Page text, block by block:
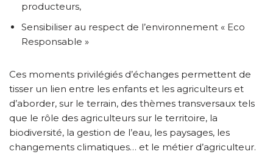
producteurs,
Sensibiliser au respect de l’environnement « Eco
Responsable »
Ces moments privilégiés d’échanges permettent de
tisser un lien entre les enfants et les agriculteurs et
d’aborder, sur le terrain, des thèmes transversaux tels
que le rôle des agriculteurs sur le territoire, la
biodiversité, la gestion de l’eau, les paysages, les
changements climatiques… et le métier d’agriculteur.